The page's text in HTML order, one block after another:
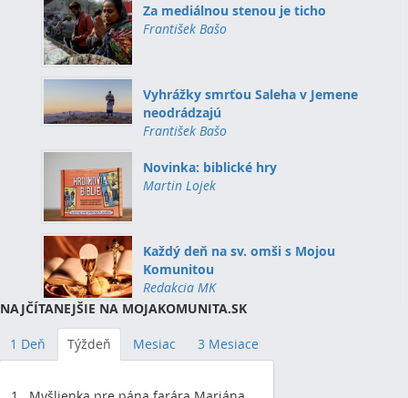
Za mediálnou stenou je ticho
František Bašo
Vyhrážky smrťou Saleha v Jemene
neodrádzajú
František Bašo
Novinka: biblické hry
Martin Lojek
Každý deň na sv. omši s Mojou
Komunitou
Redakcia MK
NAJČÍTANEJŠIE NA MOJAKOMUNITA.SK
1 Deň Týždeň Mesiac 3 Mesiace